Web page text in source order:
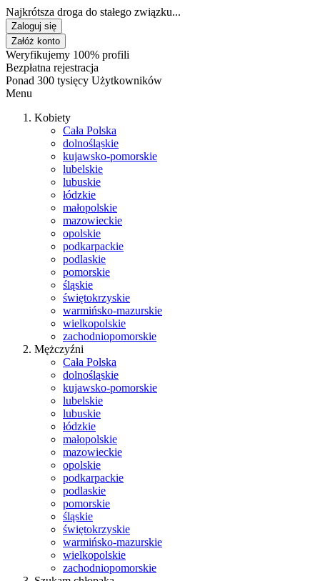
Najkrótsza droga do stałego związku...
Zaloguj się
Załóż konto
Weryfikujemy 100% profili
Bezpłatna rejestracja
Ponad 300 tysięcy Użytkowników
Menu
Kobiety
Cała Polska
dolnośląskie
kujawsko-pomorskie
lubelskie
lubuskie
łódzkie
małopolskie
mazowieckie
opolskie
podkarpackie
podlaskie
pomorskie
śląskie
świętokrzyskie
warmińsko-mazurskie
wielkopolskie
zachodniopomorskie
Mężczyźni
Cała Polska
dolnośląskie
kujawsko-pomorskie
lubelskie
lubuskie
łódzkie
małopolskie
mazowieckie
opolskie
podkarpackie
podlaskie
pomorskie
śląskie
świętokrzyskie
warmińsko-mazurskie
wielkopolskie
zachodniopomorskie